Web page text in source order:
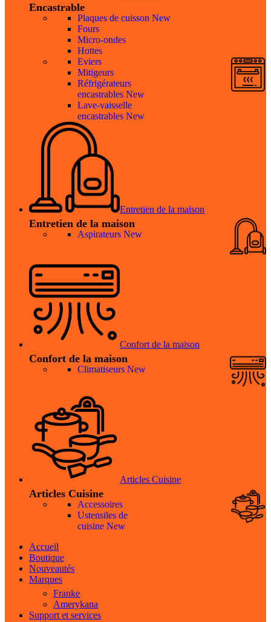
Encastrable
Plaques de cuisson New
Fours
Micro-ondes
Hottes
Eviers
Mitigeurs
Réfrigérateurs
encastrables New
Lave-vaisselle
encastrables New
Entretien de la maison
Entretien de la maison
Aspirateurs New
Confort de la maison
Confort de la maison
Climatiseurs New
Articles Cuisine
Articles Cuisine
Accessoires
Ustensiles de
cuisine New
Accueil
Boutique
Nouveautés
Marques
Franke
Amerykana
Support et services